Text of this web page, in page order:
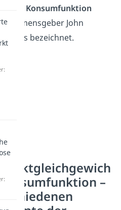
Konsumfunktion
Namensgeber John
Keynes bezeichnet.
Konsumfunktion –